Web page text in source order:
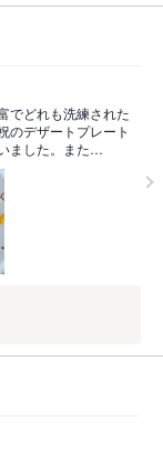
でどれも洗練された
のデザートプレート
ました。また…